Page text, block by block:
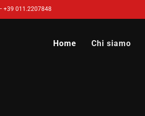
+39 011.2207848
Home Chi siamo